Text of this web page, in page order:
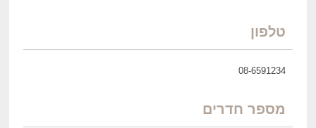
טלפון
08-6591234
מספר חדרים